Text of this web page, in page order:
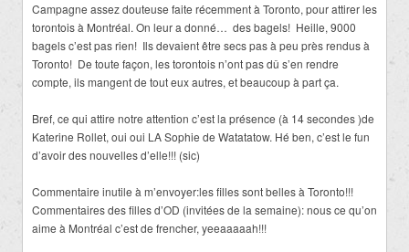
Campagne assez douteuse faite récemment à Toronto, pour attirer les
torontois à Montréal. On leur a donné… des bagels! Heille, 9000
bagels c’est pas rien! Ils devaient être secs pas à peu près rendus à
Toronto! De toute façon, les torontois n’ont pas dû s’en rendre
compte, ils mangent de tout eux autres, et beaucoup à part ça.
Bref, ce qui attire notre attention c’est la présence (à 14 secondes )de
Katerine Rollet, oui oui LA Sophie de Watatatow. Hé ben, c’est le fun
d’avoir des nouvelles d’elle!!! (sic)
Commentaire inutile à m’envoyer:les filles sont belles à Toronto!!!
Commentaires des filles d’OD (invitées de la semaine): nous ce qu’on
aime à Montréal c’est de frencher, yeeaaaaah!!!